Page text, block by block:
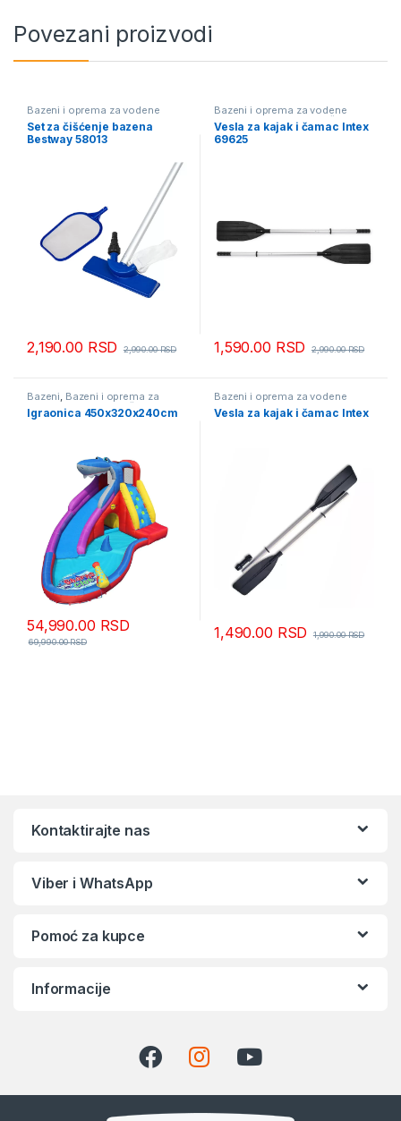
Povezani proizvodi
Bazeni i oprema za vodene
sportove
Set za čišćenje bazena
Bestway 58013
2,190.00 RSD 2,990.00RSD
Bazeni i oprema za vodene
sportove INTEX - Mesečna
akcija
Vesla za kajak i čamac Intex
69625
1,590.00 RSD 2,990.00RSD
Bazeni Bazeni i oprema za
vodene sportove , Dečiji bazeni i
igraonice,Sezonske igračke
Igraonica 450x320x240cm
54,990.00 RSD
69,990.00RSD
Bazeni i oprema za vodene
Vesla za kajak i čamac Intex
1,490.00 RSD 1,990.00RSD
Kontaktirajte nas
Viber i WhatsApp
Pomoć za kupce
Informacije